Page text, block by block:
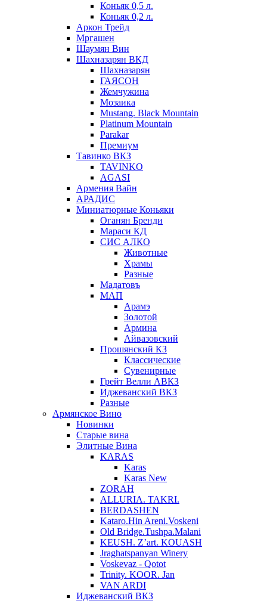
Коньяк 0,5 л.
Коньяк 0,2 л.
Аркон Трейд
Мргашен
Шаумян Вин
Шахназарян ВКД
Шахназарян
ГАЯСОН
Жемчужина
Мозаика
Mustang. Black Mountain
Platinum Mountain
Parakar
Премиум
Тавинко ВКЗ
TAVINKO
AGASI
Армения Вайн
АРАДИС
Миниатюрные Коньяки
Оганян Бренди
Мараси КД
СИС АЛКО
Животные
Храмы
Разные
Мадатовъ
МАП
Арамэ
Золотой
Армина
Айвазовский
Прошянский КЗ
Классические
Сувенирные
Грейт Велли АВКЗ
Иджеванский ВКЗ
Разные
Армянское Вино
Новинки
Старые вина
Элитные Вина
KARAS
Karas
Karas New
ZORAH
ALLURIA. TAKRI.
BERDASHEN
Kataro.Hin Areni.Voskeni
Old Bridge.Tushpa.Malani
KEUSH. Z’art. KOUASH
Jraghatspanyan Winery
Voskevaz - Qotot
Trinity. KOOR. Jan
VAN ARDI
Иджеванский ВКЗ